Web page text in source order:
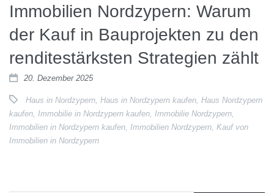
Immobilien Nordzypern: Warum
der Kauf in Bauprojekten zu den
renditestärksten Strategien zählt
20. Dezember 2025
Haus in Nordzypern, Haus in Nordzypern kaufen, Haus Nordzypern
kaufen, Immobilie in Nordzypern kaufen, Immobilie Nordzypern,
Immobilien in Nordzypern kaufen, Immobilien Nordzypern, Kauf von
Immobilien in Nordzypern